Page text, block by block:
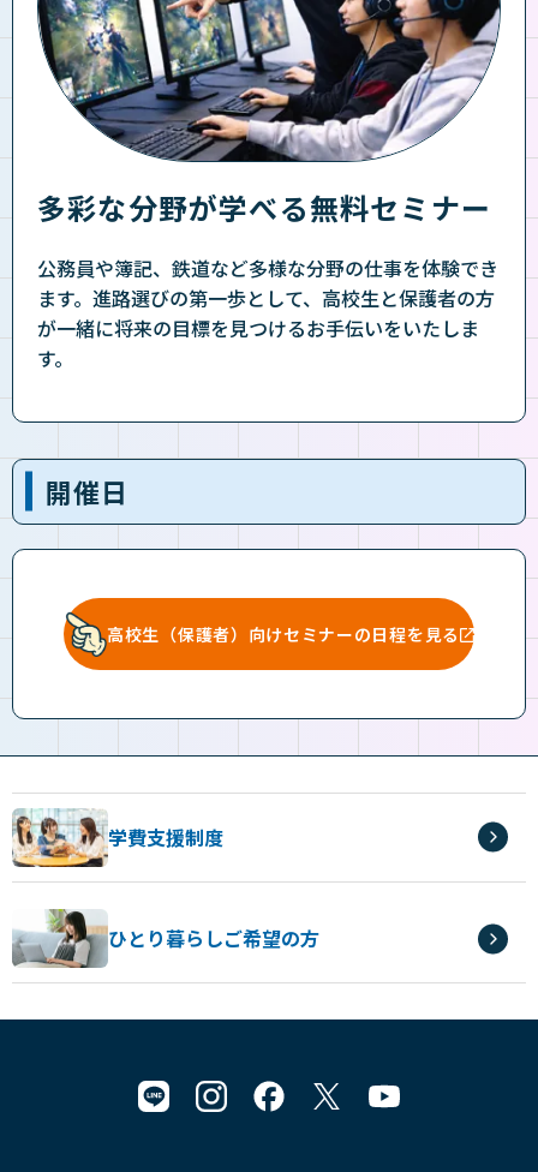
多彩な分野が学べる無料セミナー
公務員や簿記、鉄道など多様な分野の仕事を体験でき
ます。進路選びの第一歩として、高校生と保護者の方
が一緒に将来の目標を見つけるお手伝いをいたしま
す。
開催日
高校生（保護者）向けセミナーの日程を見る
学費支援制度
ひとり暮らしご希望の方